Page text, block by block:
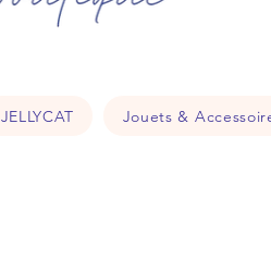
JELLYCAT Jouets &